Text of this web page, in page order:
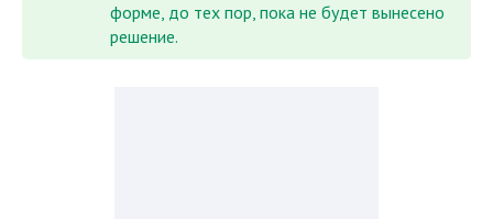
форме, до тех пор, пока не будет вынесено
решение.